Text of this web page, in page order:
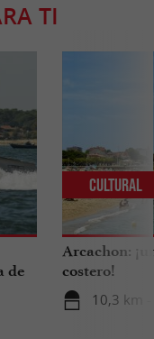
TI
de
Arcachon:
costero!
10,3 km
Cultural